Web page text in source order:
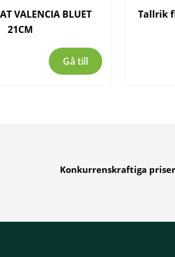
VALENCIA BLUET
21CM
Gå till
Tallrik
Konkurrenskraftiga priser